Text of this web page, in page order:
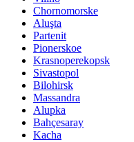
Chornomorske
Aluşta
Partenit
Pionerskoe
Krasnoperekopsk
Sivastopol
Bilohirsk
Massandra
Alupka
Bahçesaray
Kacha